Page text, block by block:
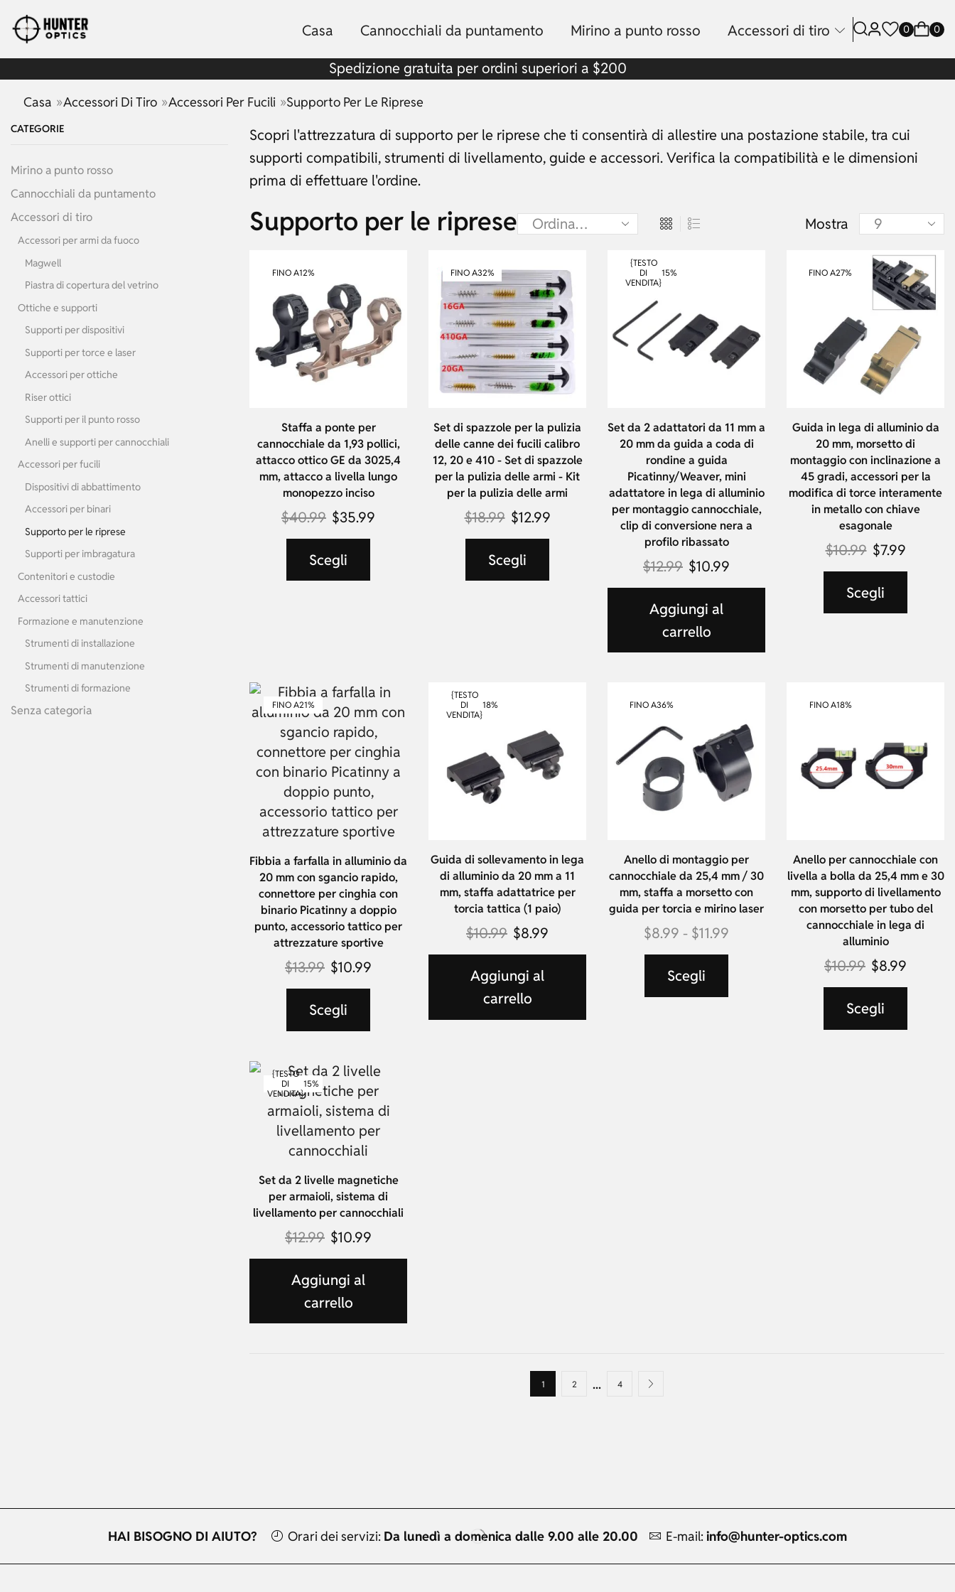
Casa Cannocchiali da puntamento Mirino a punto rosso Accessori di tiro 0 0
Spedizione gratuita per ordini superiori a $200
Casa »Accessori Di Tiro »Accessori Per Fucili »Supporto Per Le Riprese
Scopri l'attrezzatura di supporto per le riprese che ti consentirà di allestire una postazione stabile, tra cui
supporti compatibili, strumenti di livellamento, guide e accessori. Verifica la compatibilità e le dimensioni
prima di effettuare l'ordine.
Supporto per le riprese Mostra
FINO A12%
Staffa a ponte per
cannocchiale da 1,93 pollici,
attacco ottico GE da 3025,4
mm, attacco a livella lungo
monopezzo inciso
$40.99 $35.99
Scegli
FINO A32%
Set di spazzole per la pulizia
delle canne dei fucili calibro
12, 20 e 410 - Set di spazzole
per la pulizia delle armi - Kit
per la pulizia delle armi
$18.99 $12.99
Scegli
{TESTO
DI
VENDITA}
15%
Set da 2 adattatori da 11 mm a
20 mm da guida a coda di
rondine a guida
Picatinny/Weaver, mini
adattatore in lega di alluminio
per montaggio cannocchiale,
clip di conversione nera a
profilo ribassato
$12.99 $10.99
Aggiungi al
carrello
FINO A27%
Guida in lega di alluminio da
20 mm, morsetto di
montaggio con inclinazione a
45 gradi, accessori per la
modifica di torce interamente
in metallo con chiave
esagonale
$10.99 $7.99
Scegli
FINO A21%
Fibbia a farfalla in alluminio da
20 mm con sgancio rapido,
connettore per cinghia con
binario Picatinny a doppio
punto, accessorio tattico per
attrezzature sportive
$13.99 $10.99
Scegli
{TESTO
DI
VENDITA}
18%
Guida di sollevamento in lega
di alluminio da 20 mm a 11
mm, staffa adattatrice per
torcia tattica (1 paio)
$10.99 $8.99
Aggiungi al
carrello
FINO A36%
Anello di montaggio per
cannocchiale da 25,4 mm / 30
mm, staffa a morsetto con
guida per torcia e mirino laser
$8.99 - $11.99
Scegli
FINO A18%
Anello per cannocchiale con
livella a bolla da 25,4 mm e 30
mm, supporto di livellamento
con morsetto per tubo del
cannocchiale in lega di
alluminio
$10.99 $8.99
Scegli
{TESTO
DI
VENDITA}
15%
Set da 2 livelle magnetiche
per armaioli, sistema di
livellamento per cannocchiali
$12.99 $10.99
Aggiungi al
carrello
1 2 ... 4
CATEGORIE
Mirino a punto rosso
Cannocchiali da puntamento
Accessori di tiro
Accessori per armi da fuoco
Magwell
Piastra di copertura del vetrino
Ottiche e supporti
Supporti per dispositivi
Supporti per torce e laser
Accessori per ottiche
Riser ottici
Supporti per il punto rosso
Anelli e supporti per cannocchiali
Accessori per fucili
Dispositivi di abbattimento
Accessori per binari
Supporto per le riprese
Supporti per imbragatura
Contenitori e custodie
Accessori tattici
Formazione e manutenzione
Strumenti di installazione
Strumenti di manutenzione
Strumenti di formazione
Senza categoria
HAI BISOGNO DI AIUTO? Orari dei servizi: Da lunedì a domenica dalle 9.00 alle 20.00 E-mail: info@hunter-optics.com